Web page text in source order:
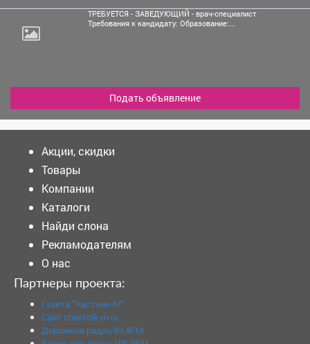
ТРЕБУЕТСЯ - ЗАВЕДУЮЩИЙ - врач-специалист
Требования к кандидату: Образование:...
Подать объявление
Акции, скидки
Товары
Компании
Каталоги
Найди слона
Рекламодателям
О нас
Партнеры проекта:
Газета "Частник-М"
Сайт chastnik-m.ru
Дорожное радио 93.4FM